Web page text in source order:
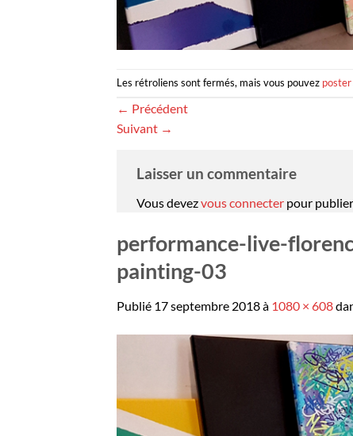
Les rétroliens sont fermés, mais vous pouvez
← Précédent
Suivant →
Laisser un commentaire
Vous devezvous connecter pour
performance-live-
painting-03
Publié 17 septembre 2018à 1080 × 608